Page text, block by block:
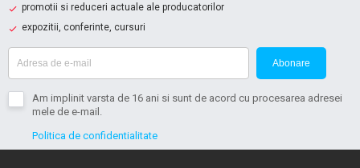
promotii si reduceri actuale ale producatorilor
expozitii, conferinte, cursuri
Abonare
Am implinit varsta de 16 ani si sunt de acord cu procesarea adresei
mele de e-mail.
Politica de confidentialitate